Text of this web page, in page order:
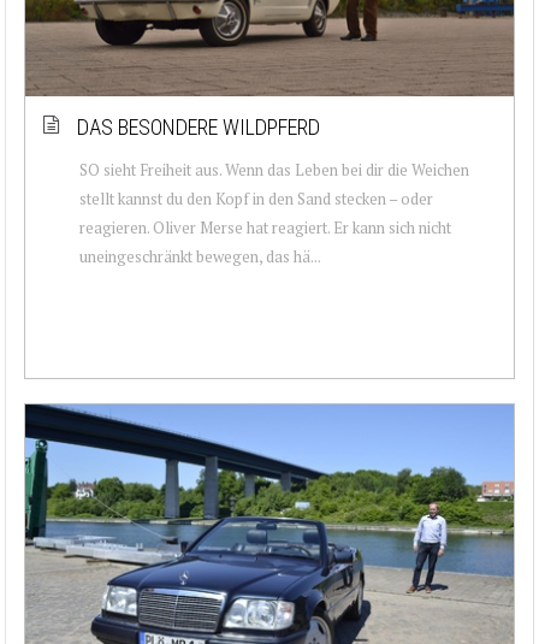
DAS BESONDERE WILDPFERD
SO sieht Freiheit aus. Wenn das Leben bei dir die Weichen
stellt kannst du den Kopf in den Sand stecken – oder
reagieren. Oliver Merse hat reagiert. Er kann sich nicht
uneingeschränkt bewegen, das hä...